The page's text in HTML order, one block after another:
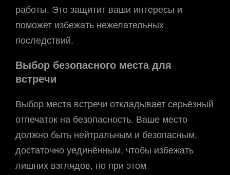
работы. Это защитит ваши интересы и
поможет избежать нежелательных
последствий.
Выбор безопасного места для
встречи
Выбор места встречи откладывает серьёзный
отпечаток на безопасность. Ваше место
должно быть нейтральным и безопасным,
достаточно уединённым, чтобы избежать
лишних взглядов, но при этом